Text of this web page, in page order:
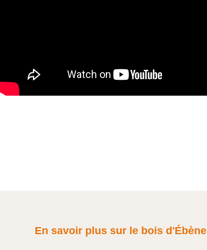
En savoir plus sur le bois d'Ébène